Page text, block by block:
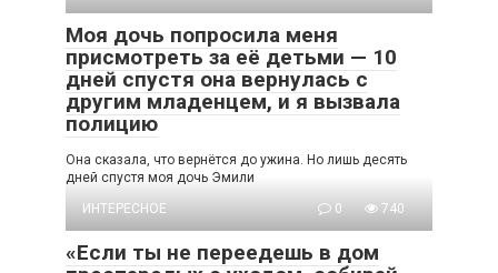
Моя дочь попросила меня
присмотреть за её детьми — 10
дней спустя она вернулась с
другим младенцем, и я вызвала
полицию
Она сказала, что вернётся до ужина. Но лишь десять
дней спустя моя дочь Эмили
ИНТЕРЕСНОЕ
0 740
«Если ты не переедешь в дом